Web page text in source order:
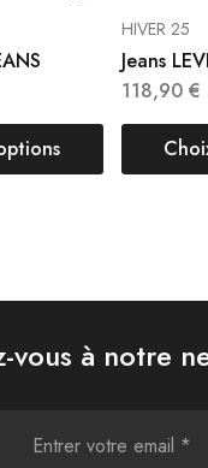
HIVER 25
Jeans
118,90 €
vous à notre